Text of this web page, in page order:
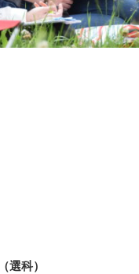
（選科）